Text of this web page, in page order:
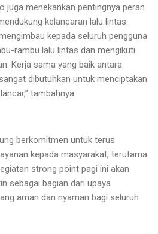
juga menekankan pentingnya peran
kelancaran lalu lintas.
kepada seluruh pengguna
rambu lalu lintas dan mengikuti
Kerja sama yang baik antara
dibutuhkan untuk menciptakan
tambahnya.
berkomitmen untuk terus
kepada masyarakat, terutama
strong point pagi ini akan
sebagai bagian dari upaya
aman dan nyaman bagi seluruh